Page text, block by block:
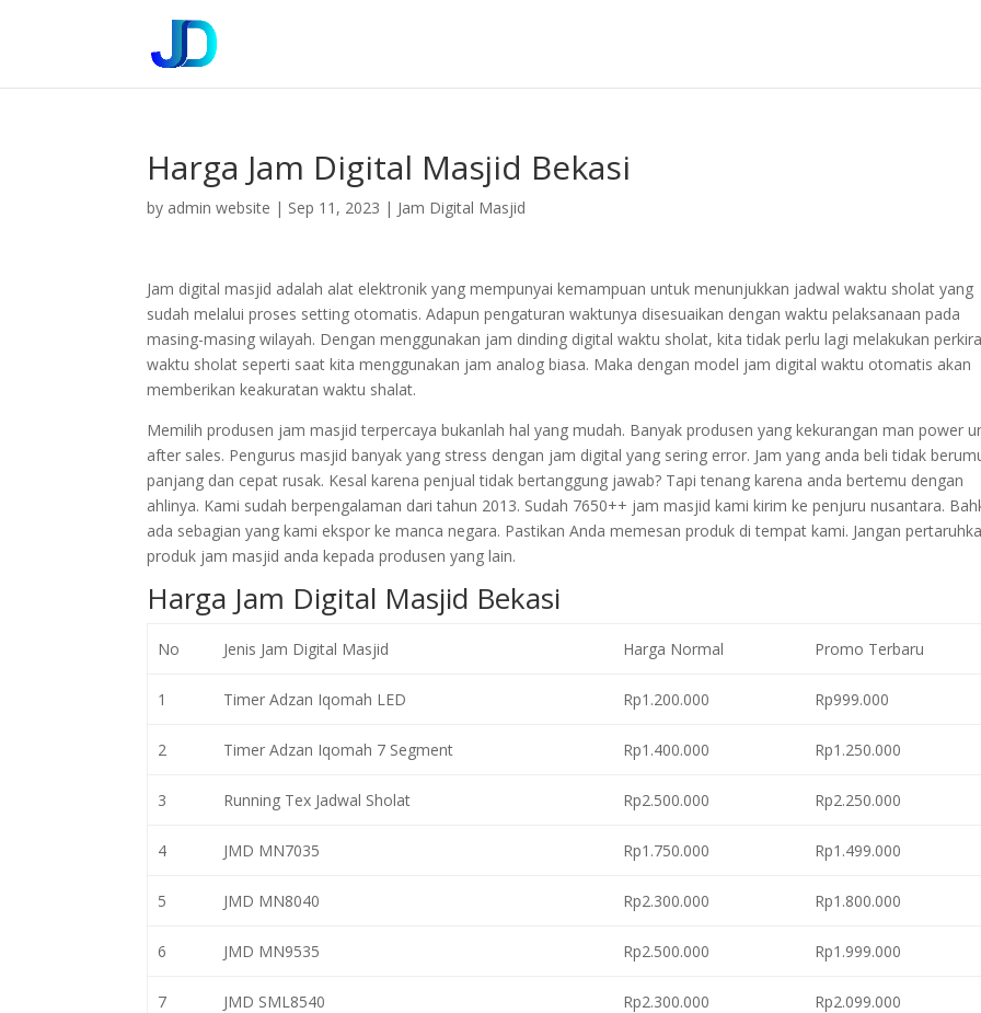
Harga Jam Digital Masjid Bekasi
by admin website | Sep 11, 2023 | Jam Digital Masjid
Jam digital masjid adalah alat elektronik yang mempunyai kemampuan untuk menunjukkan jadwal waktu sholat yang
sudah melalui proses setting otomatis. Adapun pengaturan waktunya disesuaikan dengan waktu pelaksanaan pada
masing-masing wilayah. Dengan menggunakan jam dinding digital waktu sholat, kita tidak perlu lagi melakukan
waktu sholat seperti saat kita menggunakan jam analog biasa. Maka dengan model jam digital waktu otomatis akan
memberikan keakuratan waktu shalat.
Memilih produsen jam masjid terpercaya bukanlah hal yang mudah. Banyak produsen yang kekurangan man power
after sales. Pengurus masjid banyak yang stress dengan jam digital yang sering error. Jam yang anda beli tidak
panjang dan cepat rusak. Kesal karena penjual tidak bertanggung jawab? Tapi tenang karena anda bertemu dengan
ahlinya. Kami sudah berpengalaman dari tahun 2013. Sudah 7650++ jam masjid kami kirim ke penjuru nusantara.
ada sebagian yang kami ekspor ke manca negara. Pastikan Anda memesan produk di tempat kami. Jangan
produk jam masjid anda kepada produsen yang lain.
Harga Jam Digital Masjid Bekasi
No Jenis Jam Digital Masjid Harga Normal Promo Terbaru
1 Timer Adzan Iqomah LED Rp1.200.000 Rp999.000
2 Timer Adzan Iqomah 7 Segment Rp1.400.000 Rp1.250.000
3 Running Tex Jadwal Sholat Rp2.500.000 Rp2.250.000
4 JMD MN7035 Rp1.750.000 Rp1.499.000
5 JMD MN8040 Rp2.300.000 Rp1.800.000
6 JMD MN9535 Rp2.500.000 Rp1.999.000
7 JMD SML8540 Rp2.300.000 Rp2.099.000